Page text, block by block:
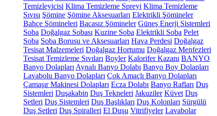
Temizleyicisi Klima Temizleme Spreyi Klima Temizleme
Sıvısı Şömine Şömine Aksesuarları Elektrikli Şömineler
Bahçe Şömineleri Bacasız Şömineler Güneş Enerji Sistemleri
Soba Doğalgaz Sobası Kuzine Soba Elektrikli Soba Pelet
Soba Soba Borusu ve Aksesuarları Hava Perdesi Doğalgaz
Tesisat Malzemeleri Doğalgaz Hortumu Doğalgaz Menfezleri
Tesisat Temizleme Sıvıları Boyler Kalorifer Kazanı BANYO
Banyo Dolapları Aynalı Banyo Dolabı Banyo Boy Dolapları
Lavabolu Banyo Dolapları Çok Amaçlı Banyo Dolapları
Çamaşır Makinesi Dolapları Ecza Dolabı Banyo Rafları Duş
Sistemleri Duşakabin Duş Tekneleri Jakuziler Küvet Duş
Setleri Duş Sistemleri Duş Başlıkları Duş Kolonları Sürgülü
Duş Setleri Duş Spiralleri El Duşu Vitrifiyeler Lavabolar